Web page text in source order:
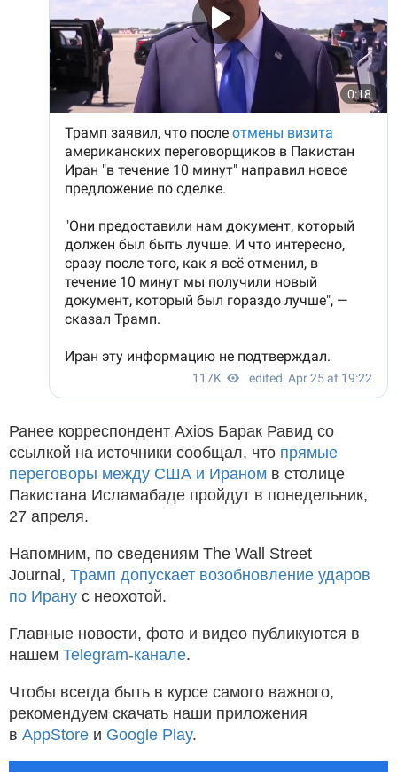
Ранее корреспондент Axios Барак Равид со
ссылкой на источники сообщал, что прямые
переговоры между США и Ираном в столице
Пакистана Исламабаде пройдут в понедельник,
27 апреля.
Напомним, по сведениям The Wall Street
Journal, Трамп допускает возобновление ударов
по Ирану с неохотой.
Главные новости, фото и видео публикуются в
нашем Telegram-канале.
Чтобы всегда быть в курсе самого важного,
рекомендуем скачать наши приложения
в AppStore и Google Play.